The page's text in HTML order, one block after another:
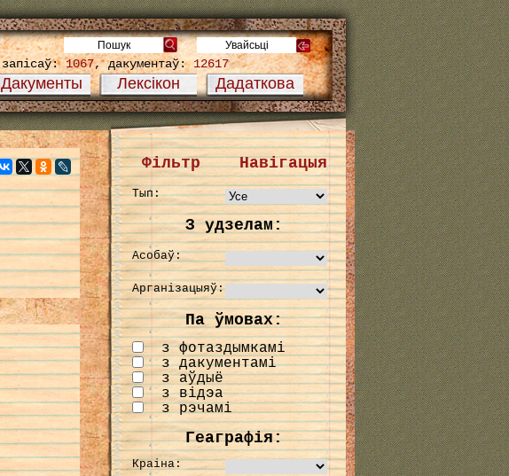
Дакументы Лексікон Дадаткова
запісаў:1067, дакументаў:12617
Фільтр Навігацыя
Тып:
З удзелам:
Асобаў:
Арганізацыяў:
Па ўмовах:
з фотаздымкамі
з дакументамі
з аўдыё
з відэа
з рэчамі
Геаграфія:
Краіна: